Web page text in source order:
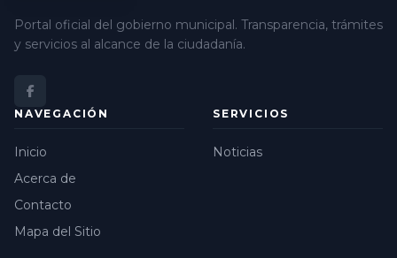
Portal oficial del gobierno municipal. Transparencia, trámites
y servicios al alcance de la ciudadanía.
NAVEGACIÓN
Inicio
Acerca de
Contacto
Mapa del Sitio
SERVICIOS
Noticias